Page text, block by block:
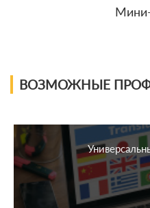
ВОЗМОЖНЫЕ